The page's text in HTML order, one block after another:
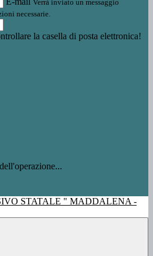
Verrà inviato un messaggio
necessarie.
la casella di posta elettronica!